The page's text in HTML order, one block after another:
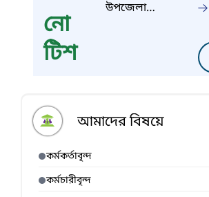
নো
টিশ
উপজেলা
আমাদের বিষয়ে
কর্মকর্তাবৃন্দ
কর্মচারীবৃন্দ